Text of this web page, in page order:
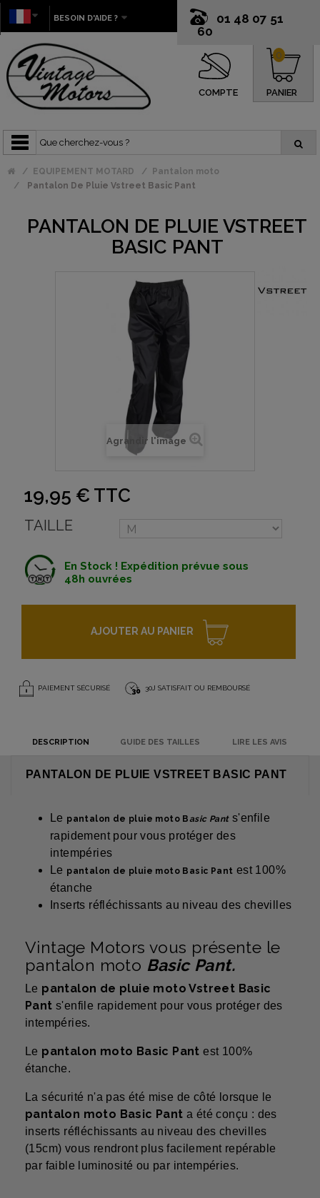
01 48 07 51
60
BESOIN D'AIDE ?
COMPTE PANIER
0
EQUIPEMENT MOTARD
Pantalon moto
Pantalon De Pluie Vstreet Basic Pant
PANTALON DE PLUIE VSTREET
BASIC PANT
Agrandir l'image
19,95 € TTC
TAILLE
En Stock ! Expédition prévue sous
48h ouvrées
AJOUTER AU PANIER
PAIEMENT SÉCURISÉ 30J SATISFAIT OU REMBOURSÉ
DESCRIPTION GUIDE DES TAILLES LIRE LES AVIS
PANTALON DE PLUIE VSTREET BASIC PANT
Le pantalon de pluie moto Basic Pants'enfile
rapidement pour vous protéger des
intempéries
Le pantalon de pluie moto Basic Pant est 100%
étanche
Inserts réfléchissants au niveau des chevilles
Vintage Motors vous présente le
pantalon moto Basic Pant.
Le pantalon de pluie moto Vstreet Basic
Pant s'enfile rapidement pour vous protéger des
intempéries.
Le pantalon moto Basic Pant est 100%
étanche.
La sécurité n'a pas été mise de côté lorsque le
pantalon moto Basic Pant a été conçu : des
inserts réfléchissants au niveau des chevilles
(15cm) vous rendront plus facilement repérable
par faible luminosité ou par intempéries.